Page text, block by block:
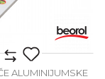
ALUMINIJUMSKE